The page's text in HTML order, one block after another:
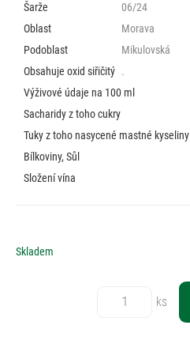
Šarže
06/24
Oblast
Morava
Podoblast
Mikulovská
Obsahuje oxid siřičitý .
Výživové údaje na 100 ml
Sacharidy z toho cukry
Tuky z toho nasycené mastné kyseliny
Bílkoviny, Sůl
Složení vína
Skladem
Počet:
ks